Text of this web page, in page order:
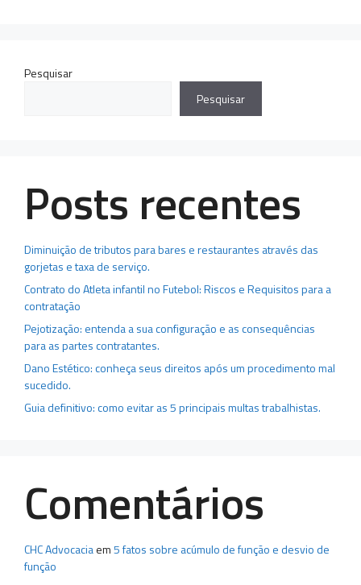
Pesquisar
Pesquisar
Posts recentes
Diminuição de tributos para bares e restaurantes através das
gorjetas e taxa de serviço.
Contrato do Atleta infantil no Futebol: Riscos e Requisitos para a
contratação
Pejotização: entenda a sua configuração e as consequências
para as partes contratantes.
Dano Estético: conheça seus direitos após um procedimento mal
sucedido.
Guia definitivo: como evitar as 5 principais multas trabalhistas.
Comentários
CHC Advocaciaem5 fatos sobre acúmulo de função e desvio de
função